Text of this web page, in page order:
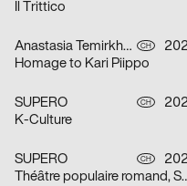
Il Trittico
Anastasia Temirkhan CH
Homage to Kari Piippo
SUPERO CH
K-Culture
SUPERO CH
Théâtre populaire